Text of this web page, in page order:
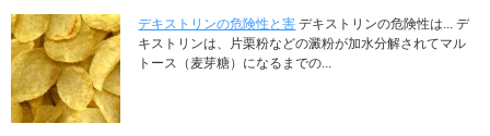
デキストリンの危険性と害 デキストリンの危険性は... デ
キストリンは、片栗粉などの澱粉が加水分解されてマル
トース（麦芽糖）になるまでの...